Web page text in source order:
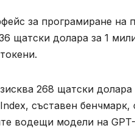
за програмиране на
щатски долара за 1
268 щатски
съставен
водещи модели на